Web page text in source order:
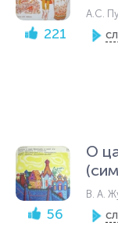
221
А.С.
56
О
В. А.